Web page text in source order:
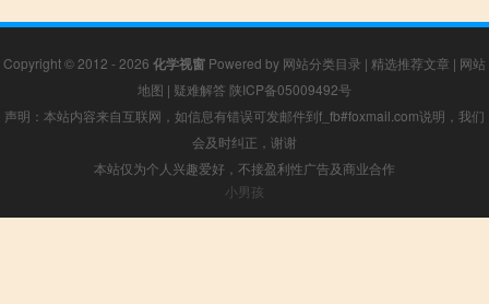
Copyright © 2012 - 2026 化学视窗 Powered by 网站分类目录 | 精选推荐文章 | 网站
地图 | 疑难解答 陕ICP备05009492号
声明：本站内容来自互联网，如信息有错误可发邮件到f_fb#foxmail.com说明，我们
会及时纠正，谢谢
本站仅为个人兴趣爱好，不接盈利性广告及商业合作
小男孩